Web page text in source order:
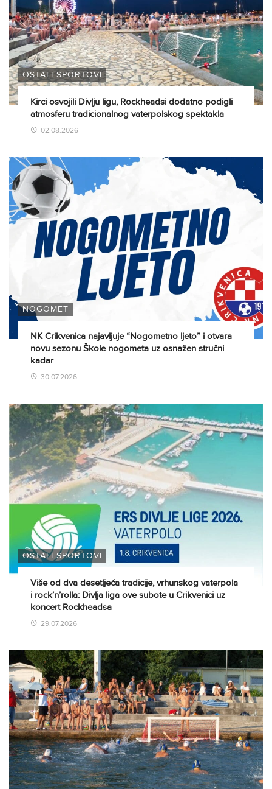
OSTALI SPORTOVI
Kirci osvojili Divlju ligu, Rockheadsi dodatno podigli
atmosferu tradicionalnog vaterpolskog spektakla
02.08.2026
NOGOMET
NK Crikvenica najavljuje “Nogometno ljeto” i otvara
novu sezonu Škole nogometa uz osnažen stručni
kadar
30.07.2026
OSTALI SPORTOVI
Više od dva desetljeća tradicije, vrhunskog vaterpola
i rock’n’rolla: Divlja liga ove subote u Crikvenici uz
koncert Rockheadsa
29.07.2026